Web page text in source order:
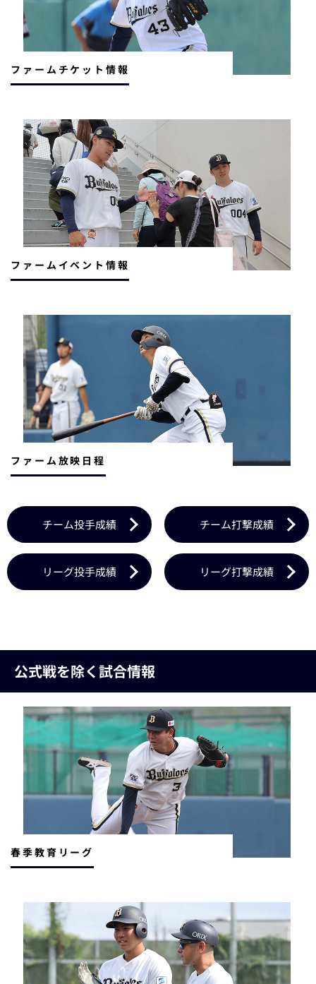
ファームチケット情報
ファームイベント情報
ファーム放映日程
チーム投手成績 チーム打撃成績
リーグ投手成績 リーグ打撃成績
公式戦を除く試合情報
春季教育リーグ